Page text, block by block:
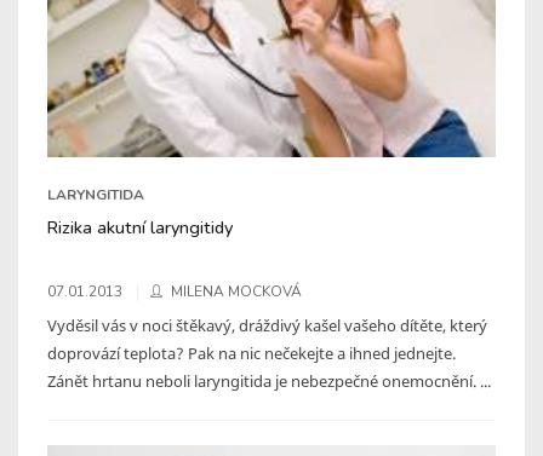
LARYNGITIDA
Rizika akutní laryngitidy
07.01.2013 MILENA MOCKOVÁ
Vyděsil vás v noci štěkavý, dráždivý kašel vašeho dítěte, který
doprovází teplota? Pak na nic nečekejte a ihned jednejte.
Zánět hrtanu neboli laryngitida je nebezpečné onemocnění. ...